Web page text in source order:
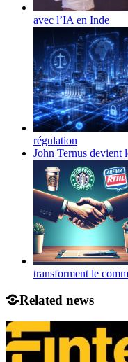
avec l’IA en Inde
régulation
John Ternus devient
transforment le
Related news